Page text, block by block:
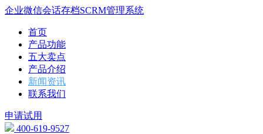
企业微信会话存档SCRM管理系统
首页
产品功能
五大卖点
产品介绍
新闻资讯
联系我们
申请试用
400-619-9527